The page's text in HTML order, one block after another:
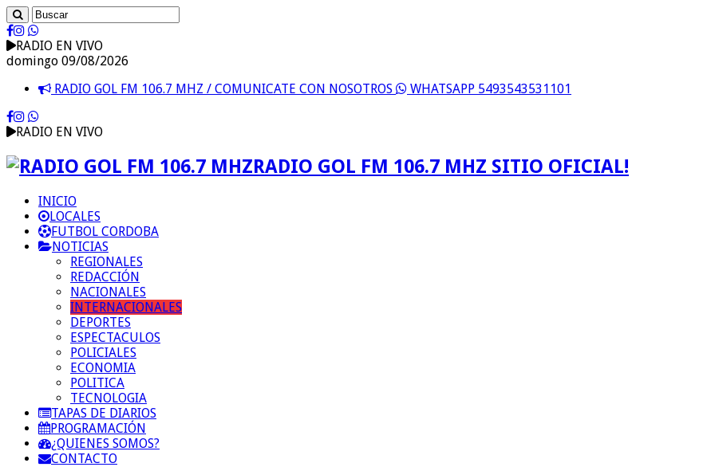
RADIO EN VIVO
domingo 09/08/2026
RADIO GOL FM 106.7 MHZ / COMUNICATE CON NOSOTROS
WHATSAPP 5493543531101
RADIO EN VIVO
RADIO GOL FM 106.7 MHZ SITIO OFICIAL!
INICIO
LOCALES
FUTBOL CORDOBA
NOTICIAS
REGIONALES
REDACCIÓN
NACIONALES
INTERNACIONALES
DEPORTES
ESPECTACULOS
POLICIALES
ECONOMIA
POLITICA
TECNOLOGIA
TAPAS DE DIARIOS
PROGRAMACIÓN
¿QUIENES SOMOS?
CONTACTO